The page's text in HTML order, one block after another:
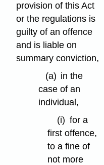
provision of this Act
or the regulations is
guilty of an offence
and is liable on
summary conviction,
(a) in the
case of an
individual,
(i) for a
first offence,
to a fine of
not more